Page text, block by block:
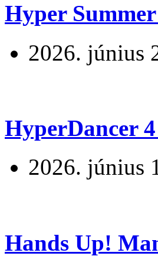
Hyper
2026. június
HyperDancer
2026. június
Hands Up!